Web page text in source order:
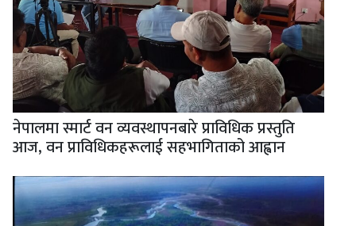
नेपालमा स्मार्ट वन व्यवस्थापनबारे प्राविधिक प्रस्तुति
आज, वन प्राविधिकहरूलाई सहभागिताको आह्वान